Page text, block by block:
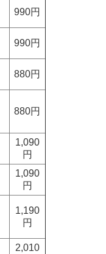
990円
990円
880円
880円
1,090
円
1,090
円
1,190
円
2,010